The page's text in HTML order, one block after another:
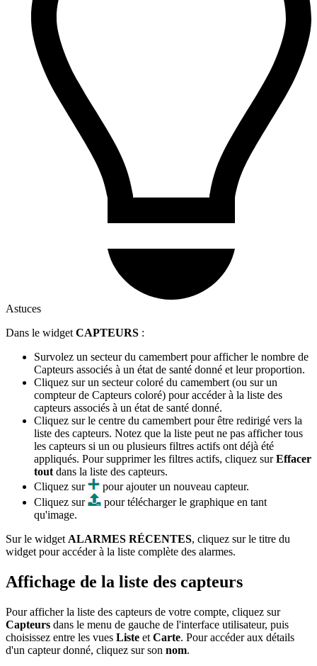
Astuces
Dans le widget CAPTEURS :
Survolez un secteur du camembert pour afficher le nombre de
Capteurs associés à un état de santé donné et leur proportion.
Cliquez sur un secteur coloré du camembert (ou sur un
compteur de Capteurs coloré) pour accéder à la liste des
capteurs associés à un état de santé donné.
Cliquez sur le centre du camembert pour être redirigé vers la
liste des capteurs. Notez que la liste peut ne pas afficher tous
les capteurs si un ou plusieurs filtres actifs ont déjà été
appliqués. Pour supprimer les filtres actifs, cliquez surEffacer
tout dans la liste des capteurs.
Cliquez sur
pour ajouter un nouveau capteur.
Cliquez sur
pour télécharger le graphique en tant
qu'image.
Sur le widget ALARMES RÉCENTES, cliquez sur le titre du
widget pour accéder à la liste complète des alarmes.
Affichage de la liste des capteurs
Pour afficher la liste des capteurs de votre compte, cliquez sur
Capteurs dans le menu de gauche de l'interface utilisateur, puis
choisissez entre les vues Liste et Carte. Pour accéder aux détails
d'un capteur donné, cliquez sur son nom.